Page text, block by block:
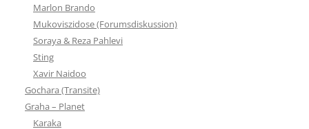
Marlon Brando
Mukoviszidose (Forumsdiskussion)
Soraya & Reza Pahlevi
Sting
Xavir Naidoo
Gochara (Transite)
Graha – Planet
Karaka